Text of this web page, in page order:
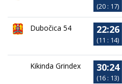
(20 : 17)
Dubočica 54 22:26
(11 : 14)
Kikinda Grindex 30:24
(16 : 13)